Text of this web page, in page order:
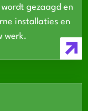
gezaagd en
installaties en
werk.